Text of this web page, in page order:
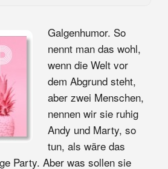
Galgenhumor. So
nennt man das wohl,
wenn die Welt vor
dem Abgrund steht,
aber zwei Menschen,
nennen wir sie ruhig
Andy und Marty, so
tun, als wäre das
Party. Aber was sollen sie